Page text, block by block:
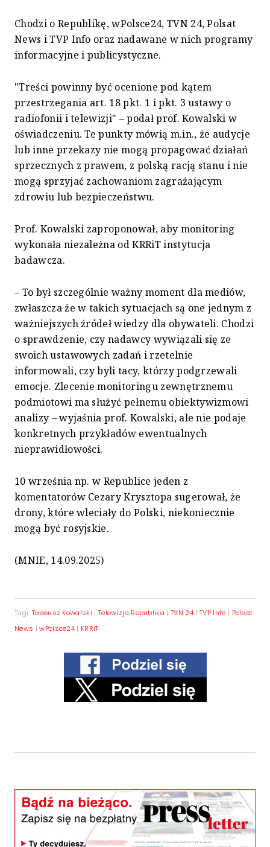
Chodzi o Republikę, wPolsce24, TVN 24, Polsat
News i TVP Info oraz nadawane w nich programy
informacyjne i publicystyczne.
"Treści powinny być ocenione pod kątem
przestrzegania art. 18 pkt. 1 i pkt. 3 ustawy o
radiofonii i telewizji" – podał prof. Kowalski w
oświadczeniu. Te punkty mówią m.in., że audycje
lub inne przekazy nie mogą propagować działań
sprzecznych z prawem, z polską racją stanu i nie
mogą sprzyjać zachowaniom zagrażającym
zdrowiu lub bezpieczeństwu.
Prof. Kowalski zaproponował, aby monitoring
wykonała niezależna od KRRiT instytucja
badawcza.
– To był szczególnie ważny moment dla mediów,
zwłaszcza że w takich sytuacjach są one jednym z
ważniejszych źródeł wiedzy dla obywateli. Chodzi
o sprawdzenie, czy nadawcy wywiązali się ze
swoich ustawowych zadań i rzetelnie
informowali, czy byli tacy, którzy podgrzewali
emocje. Zlecenie monitoringu zewnętrznemu
podmiotowi ma służyć pełnemu obiektywizmowi
analizy – wyjaśnia prof. Kowalski, ale nie podaje
konkretnych przykładów ewentualnych
nieprawidłowości.
10 września np. w Republice jeden z
komentatorów Cezary Krysztopa sugerował, że
drony, które wleciały do Polski, niekoniecznie
mogą być rosyjskie.
(MNIE, 14.09.2025)
Tagi: Tadeusz Kowalski |Telewizja Republika |TVN 24 | TVP Info | Polsat
News |wPolsce24 | KRRiT